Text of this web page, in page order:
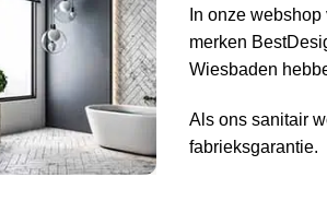
In onze
merken
Wiesbaden
Als ons sanitair
fabrieksgarantie.